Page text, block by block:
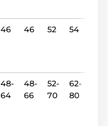
46 46 52 54
48-
64
48-
66
52-
70
62-
80